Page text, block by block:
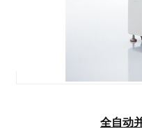
全自动